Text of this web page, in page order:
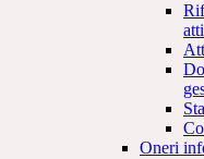
Oneri